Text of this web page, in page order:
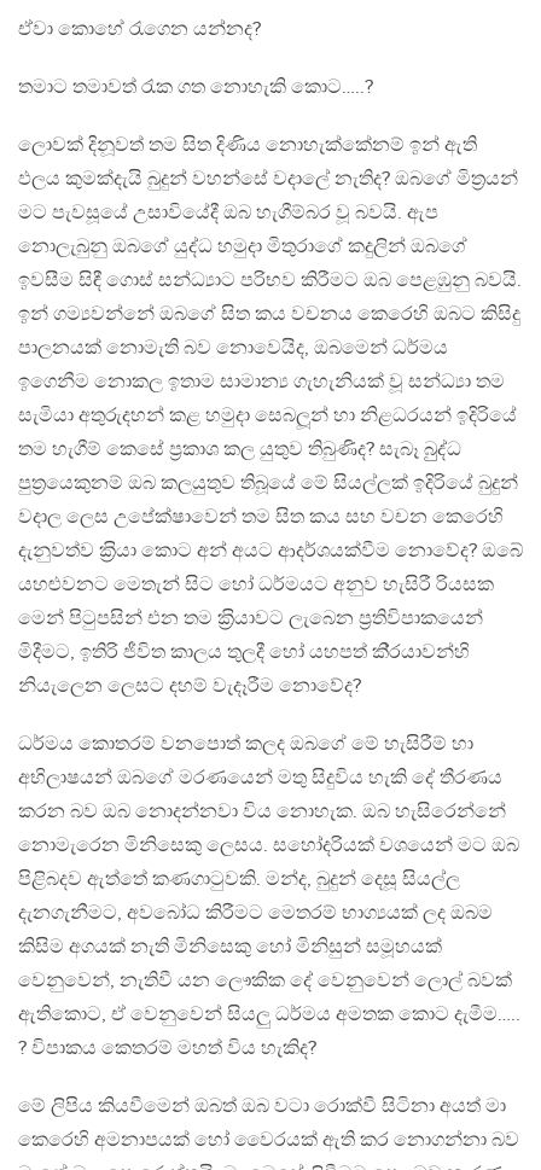
ඒවා කොහේ රැගෙන යන්නද?
තමාට තමාවත් රැක ගත නොහැකි කොට…..?
ලොවක් දිනූවත් තම සිත දිණිය නොහැක්කේනම් ඉන් ඇති
ඵලය කුමක්දැයි බුදුන් වහන්සේ වදාලේ නැතිද? ඔබගේ මිත‍්‍රයන්
මට පැවසූයේ උසාවියේදී ඔබ හැගීම්බර වූ බවයි. ඇප
නොලැබුනු ඔබගේ යුද්ධ හමුදා මිතුරාගේ කදුලින් ඔබගේ
ඉවසීම සිඳී ගොස් සන්ධ්‍යාට පරිභව කිරීමට ඔබ පෙළඹුනු බවයි.
ඉන් ගම්‍යවන්නේ ඔබගේ සිත කය වචනය කෙරෙහි ඔබට කිසිදු
පාලනයක් නොමැති බව නොවෙයිද, ඔබමෙන් ධර්මය
ඉගෙනීම නොකල ඉතාම සාමාන්‍ය ගැහැනියක් වූ සන්ධ්‍යා තම
සැමියා අතුරුදහන් කළ හමුදා සෙබලූන් හා නිළධරයන් ඉදිරියේ
තම හැගීම් කෙසේ ප‍්‍රකාශ කල යුතුව තිබුණිද? සැබෑ බුුද්ධ
පුත‍්‍රයෙකුනම් ඔබ කලයුතුව තිබූයේ මේ සියල්ලක් ඉදිරියේ බුදුන්
වදාල ලෙස උපේක්ෂාවෙන් තම සිත කය සහ වචන කෙරෙහි
දැනුවත්ව ක‍්‍රියා කොට අන් අයට ආදර්ශයක්වීම නොවේද? ඔබේ
යහළුවනට මෙතැන් සිට හෝ ධර්මයට අනුව හැසිරී රියසක
මෙන් පිටුපසින් එන තම ක‍්‍රියාවට ලැබෙන ප‍්‍රතිවිපාකයෙන්
මිදීමට, ඉතිරි ජීවිත කාලය තුලදී හෝ යහපත් කි‍්‍රයාවන්හි
නියැලෙන ලෙසට දහම් වැදෑරීම නොවේද?
ධර්මය කොතරම් වනපොත් කලද ඔබගේ මේ හැසිරීම් හා
අභිලාෂයන් ඔබගේ මරණයෙන් මතු සිදුවිය හැකි දේ තීරණය
කරන බව ඔබ නොදන්නවා විය නොහැක. ඔබ හැසිරෙන්නේ
නොමැරෙන මිනිසෙකු ලෙසය. සහෝදරියක් වශයෙන් මට ඔබ
පිළිබදව ඇත්තේ කණගාටුවකි. මන්ද, බුදුන් දෙසූ සියල්ල
දැනගැනීමට, අවබෝධ කිරීමට මෙතරම් භාග්‍යයක් ලද ඔබම
කිසිම අගයක් නැති මිනිසෙකු හෝ මිනිසුන් සමූහයක්
වෙනුවෙන්, නැතිවී යන ලෞකික දේ වෙනුවෙන් ලොල් බවක්
ඇතිකොට, ඒ වෙනුවෙන් සියලු ධර්මය අමතක කොට දැමීම…..
? විපාකය කෙතරම් මහත් විය හැකිද?
මේ ලිපිය කියවීමෙන් ඔබත් ඔබ වටා රොක්වී සිටිනා අයත් මා
කෙරෙහි අමනාපයක් හෝ වෛරයක් ඇති කර නොගන්නා බව